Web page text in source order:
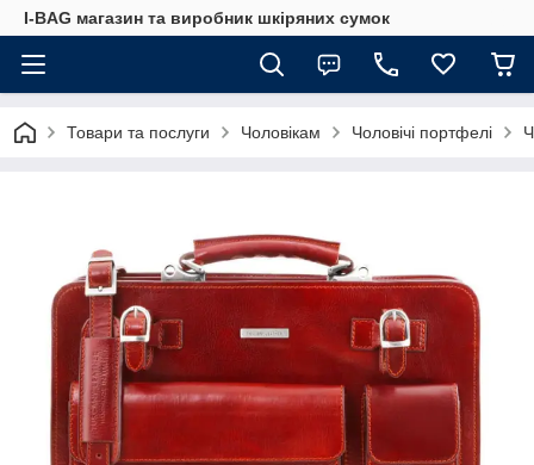
I-BAG магазин та виробник шкіряних сумок
Товари та послуги Чоловікам Чоловічі портфелі